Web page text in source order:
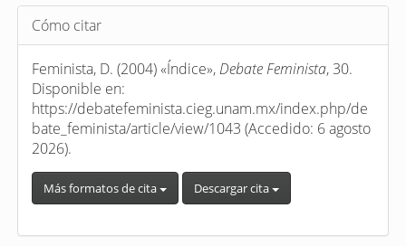
Detalles
del
artículo
Cómo citar
Feminista, D. (2004) «Índice», Debate Feminista, 30.
Disponible en:
https://debatefeminista.cieg.unam.mx/index.php/de
bate_feminista/article/view/1043 (Accedido: 6 agosto
2026).
Más formatos de cita Descargar cita